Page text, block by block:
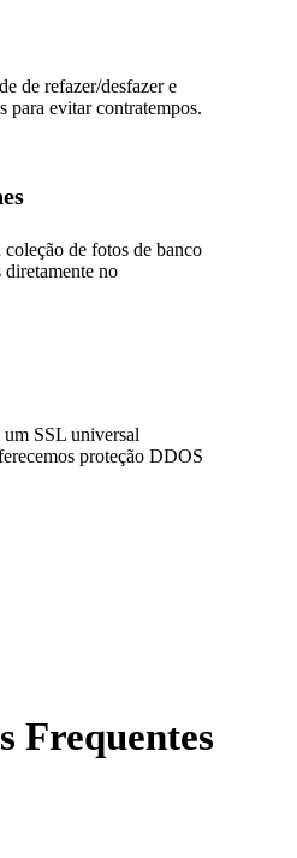
de refazer/desfazer e
para evitar contratempos.
coleção de fotos de banco
diretamente no
um SSL universal
proteção DDOS
Frequentes